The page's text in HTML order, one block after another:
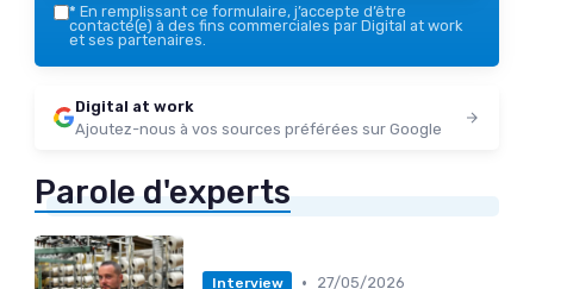
* En remplissant ce formulaire, j’accepte d’être
contacté(e) à des fins commerciales par Digital at work
et ses partenaires.
Digital at work
Ajoutez-nous à vos sources préférées sur Google
Parole d'experts
Interview •
27/05/2026